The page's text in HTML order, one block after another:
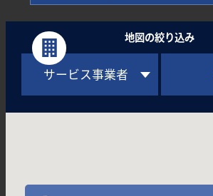
地図の絞り込み
サービス事業者